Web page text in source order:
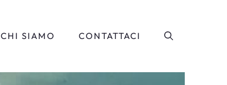
CHI SIAMO CONTATTACI